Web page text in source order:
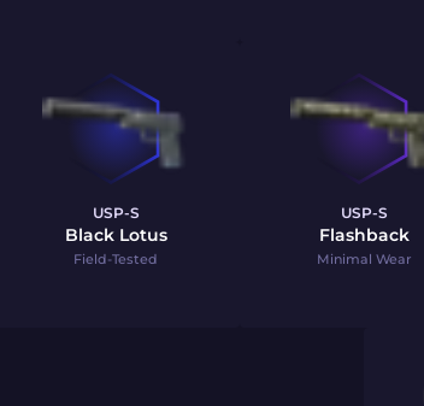
USP-S
Black Lotus
Field-Tested
USP-S
Flashback
Minimal Wear